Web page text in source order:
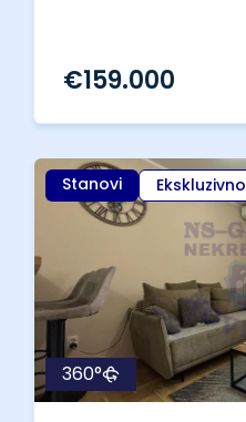
€159.000
Stanovi Ekskluzivno
360°